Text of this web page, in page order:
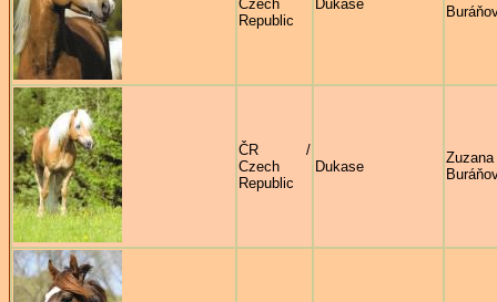
Czech
Republic
Dukase
ČR /
Czech
Republic
Dukase
Zuzana